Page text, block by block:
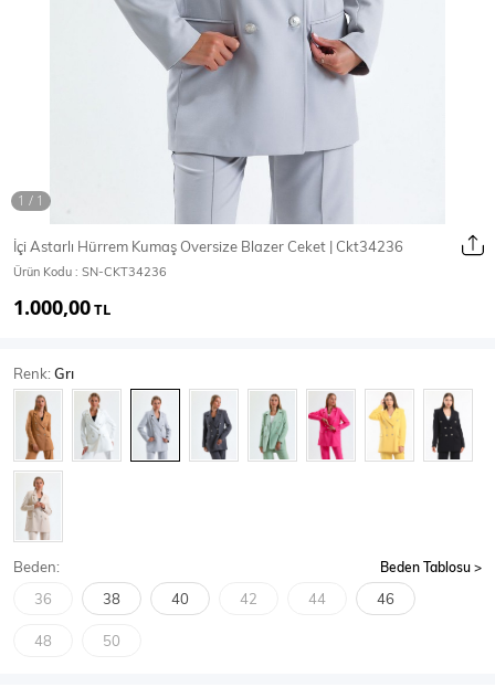
Mont & Kaban Yağmurluk
T-Shirt
Body Atlet Crop & Büstiyer
SPOR GİYİM
Eşofman Üstü
İçi Astarlı Hürrem Kumaş Oversize Blazer Ceket | Ckt34236
Ürün Kodu : SN-CKT34236
1.000,00TL
Renk:Grı
Beden: Beden Tablosu
36 38 40 42 44 46
48 50